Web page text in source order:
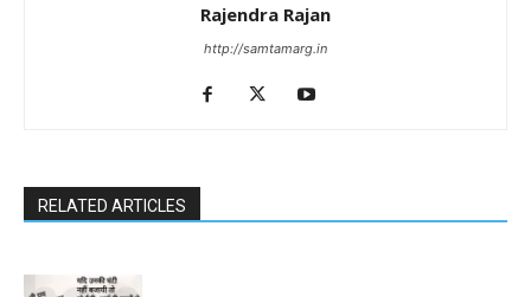
Rajendra Rajan
http://samtamarg.in
RELATED ARTICLES